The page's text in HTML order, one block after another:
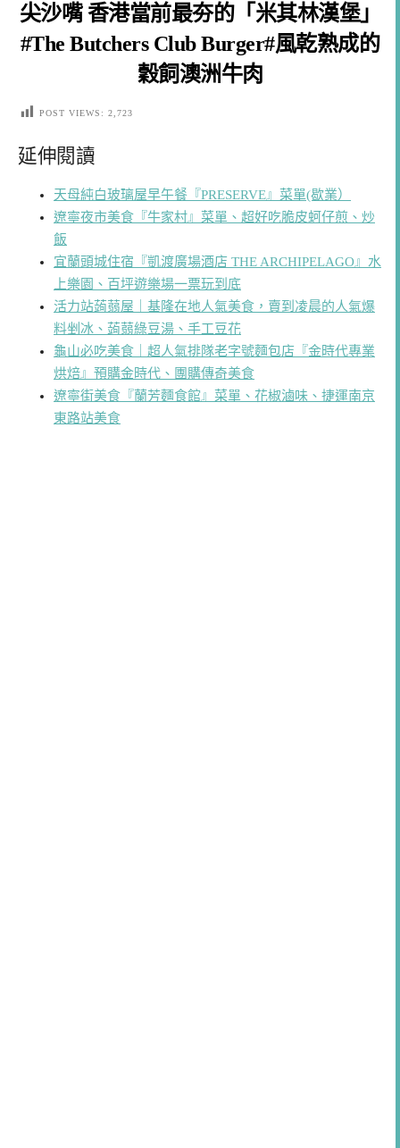
尖沙嘴 香港當前最夯的「米其林漢堡」
#The Butchers Club Burger#風乾熟成的
穀飼澳洲牛肉
POST VIEWS: 2,723
延伸閱讀
天母純白玻璃屋早午餐『PRESERVE』菜單(歇業）
遼寧夜市美食『牛家村』菜單、超好吃脆皮蚵仔煎、炒
飯
宜蘭頭城住宿『凱渡廣場酒店 THE ARCHIPELAGO』水
上樂園、百坪遊樂場一票玩到底
活力站蒟蒻屋｜基隆在地人氣美食，賣到凌晨的人氣爆
料剉冰、蒟蒻綠豆湯、手工豆花
龜山必吃美食｜超人氣排隊老字號麵包店『金時代專業
烘焙』預購金時代、團購傳奇美食
遼寧街美食『蘭芳麵食館』菜單、花椒滷味、捷運南京
東路站美食